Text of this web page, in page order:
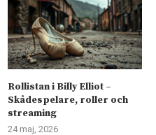
Rollistan i Billy Elliot –
Skådespelare, roller och
streaming
24 maj, 2026